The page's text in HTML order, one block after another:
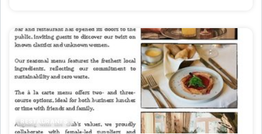
RESTAURANTS